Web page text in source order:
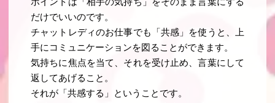
ポイントは「相手の気持ち」をそのまま言葉にする
だけでいいのです。
チャットレディのお仕事でも「共感」を使うと、上
手にコミュニケーションを図ることができます。
気持ちに焦点を当て、それを受け止め、言葉にして
返してあげること 。
それが「共感する 」ということです。